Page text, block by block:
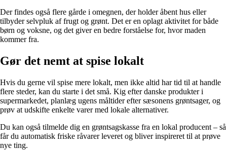
Der findes også flere gårde i omegnen, der holder åbent hus eller
tilbyder selvpluk af frugt og grønt. Det er en oplagt aktivitet for både
børn og voksne, og det giver en bedre forståelse for, hvor maden
kommer fra.
Gør det nemt at spise lokalt
Hvis du gerne vil spise mere lokalt, men ikke altid har tid til at handle
flere steder, kan du starte i det små. Kig efter danske produkter i
supermarkedet, planlæg ugens måltider efter sæsonens grøntsager, og
prøv at udskifte enkelte varer med lokale alternativer.
Du kan også tilmelde dig en grøntsagskasse fra en lokal producent – så
får du automatisk friske råvarer leveret og bliver inspireret til at prøve
nye ting.